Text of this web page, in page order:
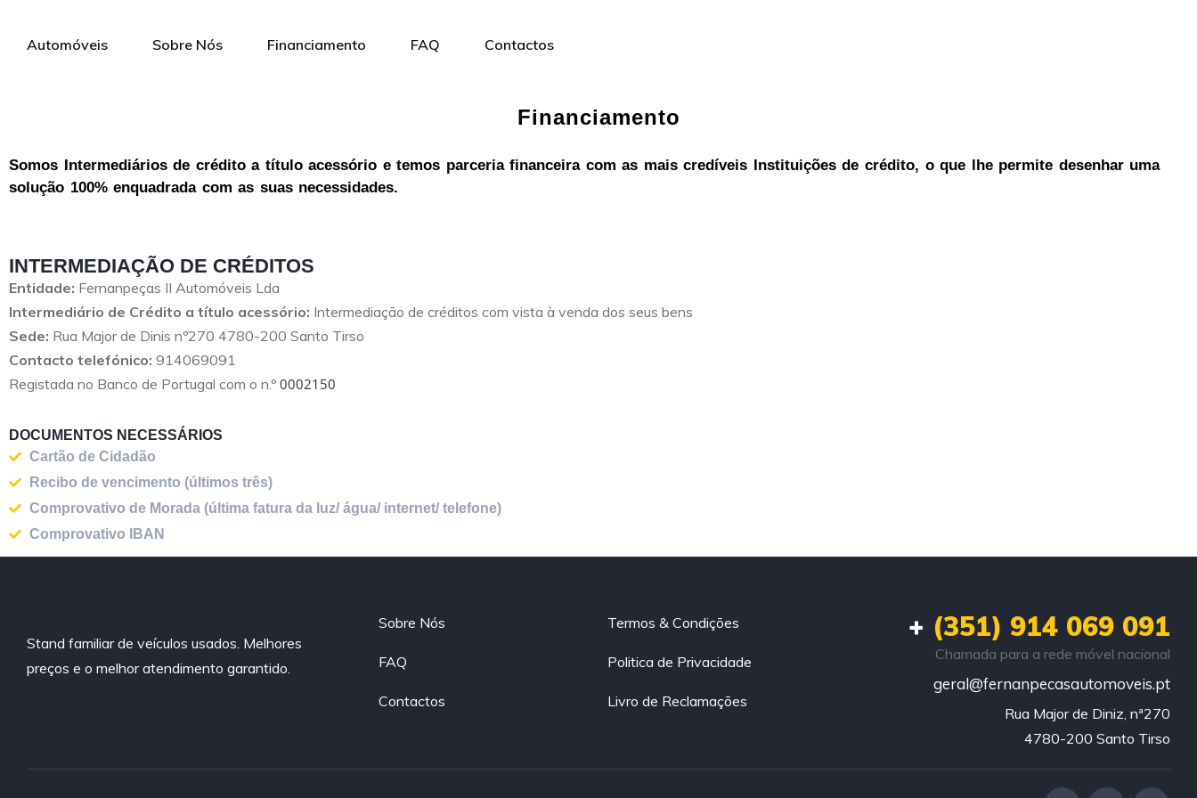
Automóveis Sobre Nós Financiamento FAQ Contactos
Financiamento
Somos Intermediários de crédito a título acessório e temos parceria financeira com as mais credíveis Instituições de crédito, o que lhe permite desenhar uma
solução 100% enquadrada com as suas necessidades.
INTERMEDIAÇÃO DE CRÉDITOS
Entidade: Fernanpeças II Automóveis Lda
Intermediário de Crédito a título acessório: Intermediação de créditos com vista à venda dos seus bens
Sede: Rua Major de Dinis nº270 4780-200 Santo Tirso
Contacto telefónico: 914069091
Registada no Banco de Portugal com o n.º 0002150
DOCUMENTOS NECESSÁRIOS
Cartão de Cidadão
Recibo de vencimento (últimos três)​
Comprovativo de Morada (última fatura da luz/ água/ internet/ telefone)​​
Comprovativo IBAN​
Stand familiar de veículos usados. Melhores
preços e o melhor atendimento garantido.
Sobre Nós
FAQ
Contactos
Termos & Condições
Politica de Privacidade
Livro de Reclamações
+ (351) 914 069 091
Chamada para a rede móvel nacional
geral@fernanpecasautomoveis.pt
Rua Major de Diniz, nª270
4780-200 Santo Tirso